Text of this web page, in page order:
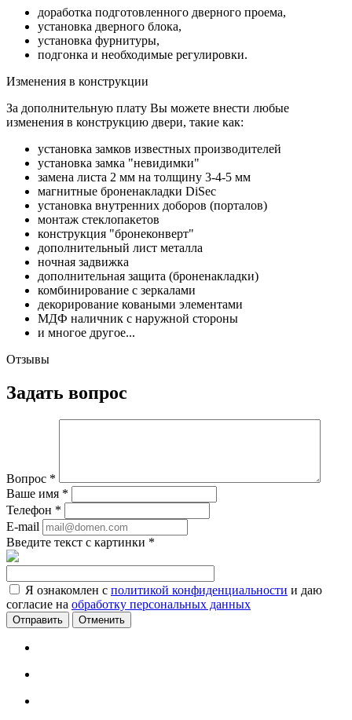
доработка подготовленного дверного проема,
установка дверного блока,
установка фурнитуры,
подгонка и необходимые регулировки.
Изменения в конструкции
За дополнительную плату Вы можете внести любые
изменения в конструкцию двери, такие как:
установка замков известных производителей
установка замка "невидимки"
замена листа 2 мм на толщину 3-4-5 мм
магнитные броненакладки DiSec
установка внутренних доборов (порталов)
монтаж стеклопакетов
конструкция "бронеконверт"
дополнительный лист металла
ночная задвижка
дополнительная защита (броненакладки)
комбинирование с зеркалами
декорирование коваными элементами
МДФ наличник с наружной стороны
и многое другое...
Отзывы
Задать вопрос
Вопрос *
Ваше имя *
Телефон *
E-mail
Введите текст с картинки *
Я ознакомлен с политикой конфиденциальности и даю
согласие на обработку персональных данных
Отменить